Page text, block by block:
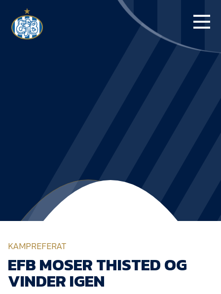
BLUE WATER
ARENA
KVINDEHOLDET
NYHEDER
KAMPREFERAT
EFB MOSER THISTED OG
VINDER IGEN